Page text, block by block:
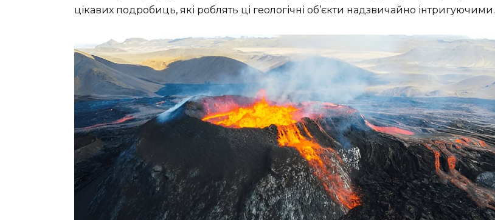
цікавих подробиць, які роблять ці геологічні об’єкти надзвичайно інтригуючими.